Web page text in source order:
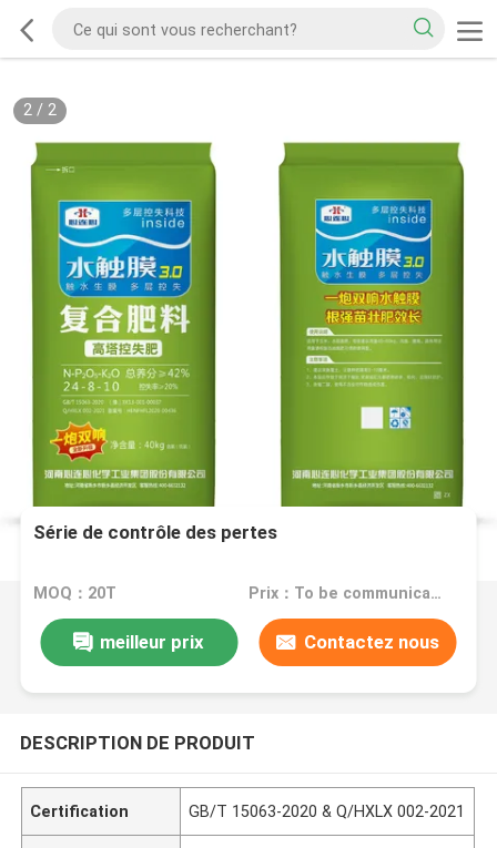
2/ 2
Série de contrôle des pertes
MOQ：20T Prix：To be communicated
meilleur prix Contactez nous
DESCRIPTION DE PRODUIT
Certification GB/T 15063-2020 & Q/HXLX 002-2021